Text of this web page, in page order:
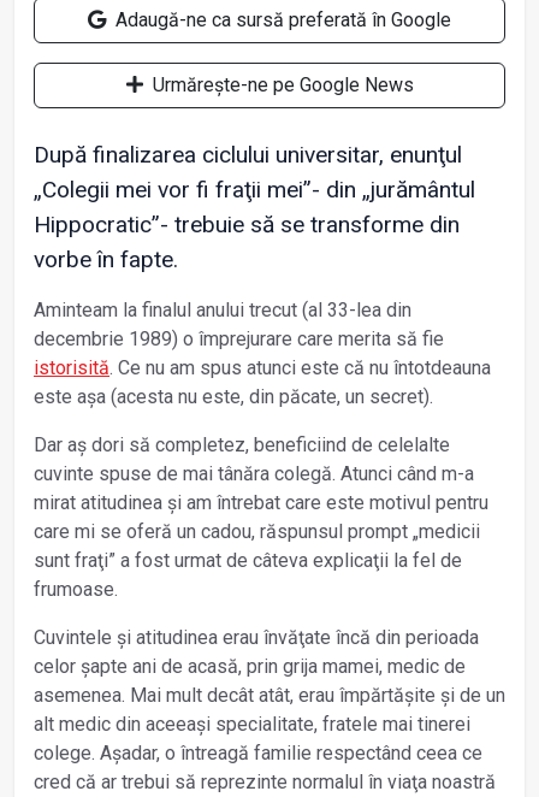
Adaugă-ne ca sursă preferată în Google
Urmărește-ne pe Google News
După finalizarea ciclului universitar, enunţul
„Colegii mei vor fi fraţii mei”- din „jurământul
Hippocratic”- trebuie să se transforme din
vorbe în fapte.
Aminteam la finalul anului trecut (al 33-lea din
decembrie 1989) o împrejurare care merita să fie
istorisită. Ce nu am spus atunci este că nu întotdeauna
este așa (acesta nu este, din păcate, un secret).
Dar aș dori să completez, beneficiind de celelalte
cuvinte spuse de mai tânăra colegă. Atunci când m-a
mirat atitudinea și am întrebat care este motivul pentru
care mi se oferă un cadou, răspunsul prompt „medicii
sunt fraţi” a fost urmat de câteva explicaţii la fel de
frumoase.
Cuvintele și atitudinea erau învăţate încă din perioada
celor șapte ani de acasă, prin grija mamei, medic de
asemenea. Mai mult decât atât, erau împărtășite și de un
alt medic din aceeași specialitate, fratele mai tinerei
colege. Așadar, o întreagă familie respectând ceea ce
cred că ar trebui să reprezinte normalul în viaţa noastră